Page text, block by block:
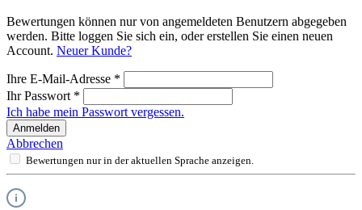
Bewertungen können nur von angemeldeten Benutzern abgegeben
werden. Bitte loggen Sie sich ein, oder erstellen Sie einen neuen
Account. Neuer Kunde?
Ihre E-Mail-Adresse *
Ihr Passwort *
Ich habe mein Passwort vergessen.
Anmelden
Abbrechen
Bewertungen nur in der aktuellen Sprache anzeigen.